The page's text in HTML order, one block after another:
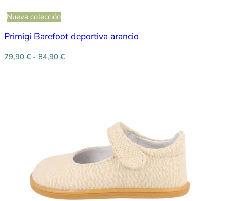
Nueva colección
Primigi Barefoot deportiva arancio
79,90 € - 84,90 €